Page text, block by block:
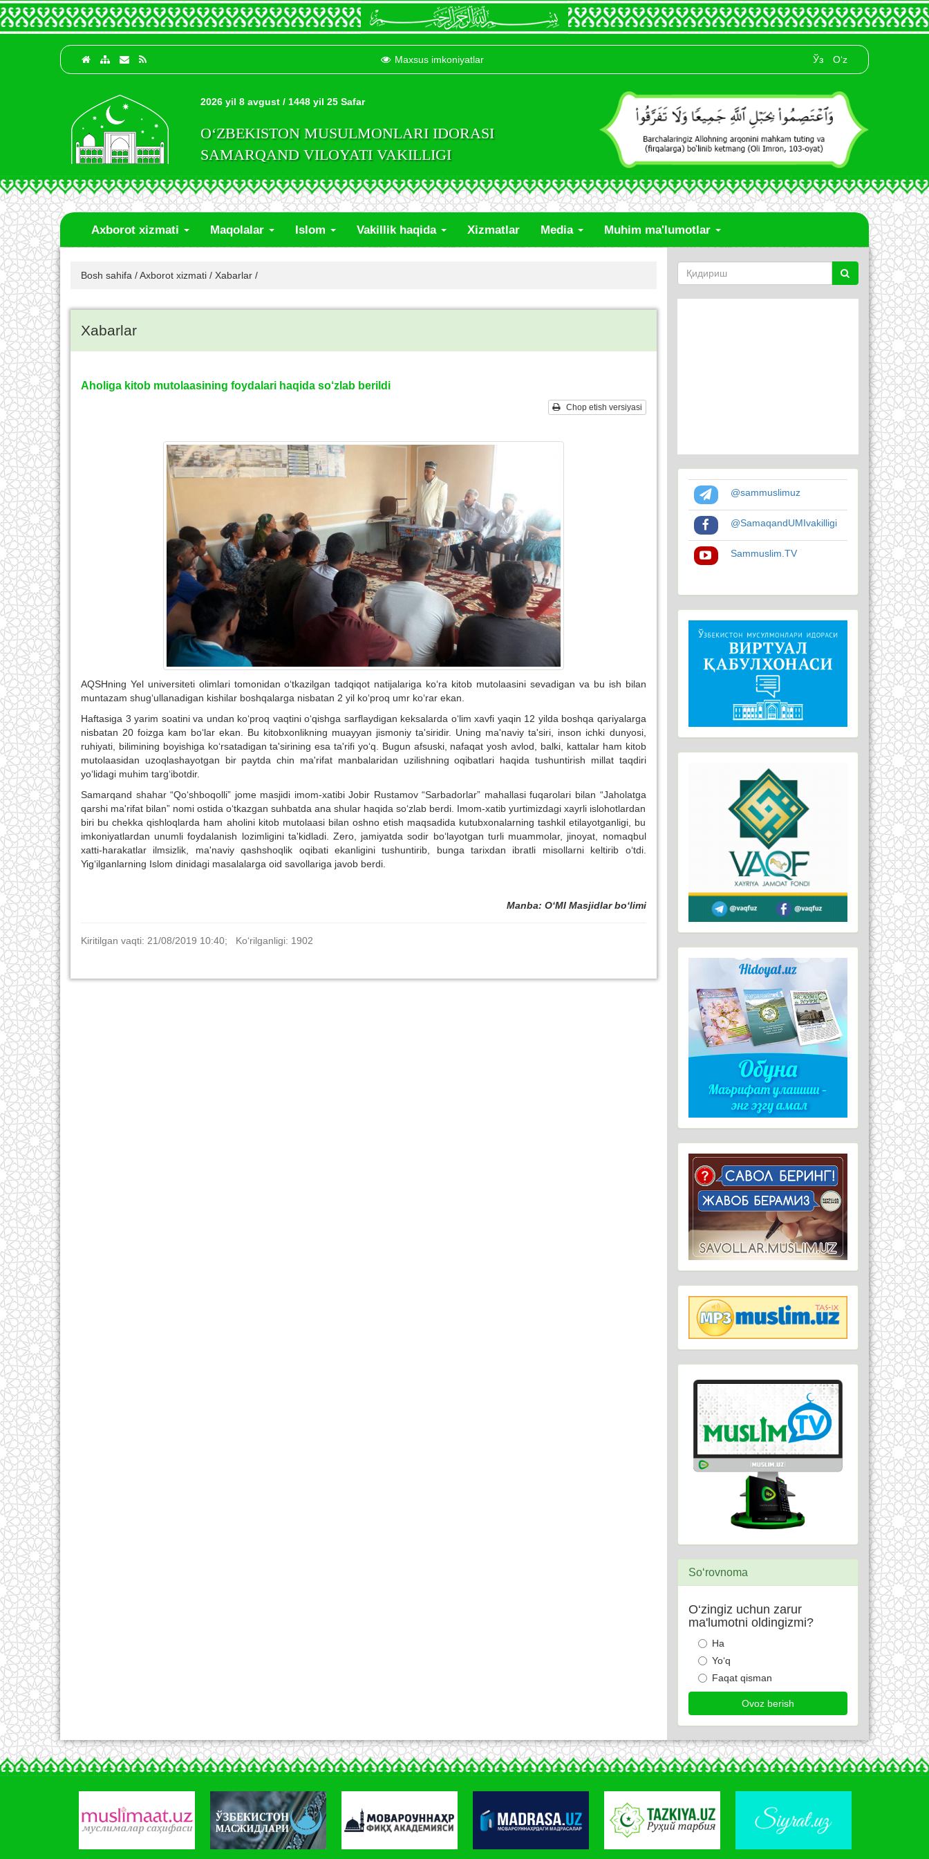
Maxsus imkoniyatlar Ўз O‘z
2026 yil 8 avgust / 1448 yil 25 Safar
O‘ZBEKISTON MUSULMONLARI IDORASI
SAMARQAND VILOYATI VAKILLIGI
Axborot xizmati Maqolalar Islom Vakillik haqida Xizmatlar Media Muhim ma'lumotlar
Bosh sahifa /Axborot xizmati / Xabarlar /
Xabarlar
Aholiga kitob mutolaasining foydalari haqida so‘zlab berildi
Chop etish versiyasi
AQSHning Yel universiteti olimlari tomonidan o‘tkazilgan tadqiqot natijalariga ko‘ra kitob mutolaasini sevadigan va bu ish bilan
muntazam shug‘ullanadigan kishilar boshqalarga nisbatan 2 yil ko‘proq umr ko‘rar ekan.
Haftasiga 3 yarim soatini va undan ko‘proq vaqtini o‘qishga sarflaydigan keksalarda o‘lim xavfi yaqin 12 yilda boshqa qariyalarga
nisbatan 20 foizga kam bo‘lar ekan. Bu kitobxonlikning muayyan jismoniy ta'siridir. Uning ma'naviy ta'siri, inson ichki dunyosi,
ruhiyati, bilimining boyishiga ko‘rsatadigan ta'sirining esa ta'rifi yo‘q. Bugun afsuski, nafaqat yosh avlod, balki, kattalar ham kitob
mutolaasidan uzoqlashayotgan bir paytda chin ma'rifat manbalaridan uzilishning oqibatlari haqida tushuntirish millat taqdiri
yo‘lidagi muhim targ‘ibotdir.
Samarqand shahar “Qo‘shboqolli” jome masjidi imom-xatibi Jobir Rustamov “Sarbadorlar” mahallasi fuqarolari bilan “Jaholatga
qarshi ma'rifat bilan” nomi ostida o‘tkazgan suhbatda ana shular haqida so‘zlab berdi. Imom-xatib yurtimizdagi xayrli islohotlardan
biri bu chekka qishloqlarda ham aholini kitob mutolaasi bilan oshno etish maqsadida kutubxonalarning tashkil etilayotganligi, bu
imkoniyatlardan unumli foydalanish lozimligini ta'kidladi. Zero, jamiyatda sodir bo‘layotgan turli muammolar, jinoyat, nomaqbul
xatti-harakatlar ilmsizlik, ma'naviy qashshoqlik oqibati ekanligini tushuntirib, bunga tarixdan ibratli misollarni keltirib o‘tdi.
Yig‘ilganlarning Islom dinidagi masalalarga oid savollariga javob berdi.
Manba: O‘MI Masjidlar bo‘limi
Kiritilgan vaqti: 21/08/2019 10:40; Ko‘rilganligi: 1902
@sammuslimuz
@SamaqandUMIvakilligi
Sammuslim.TV
So‘rovnoma
O‘zingiz uchun zarur
ma'lumotni oldingizmi?
Ha
Yo‘q
Faqat qisman